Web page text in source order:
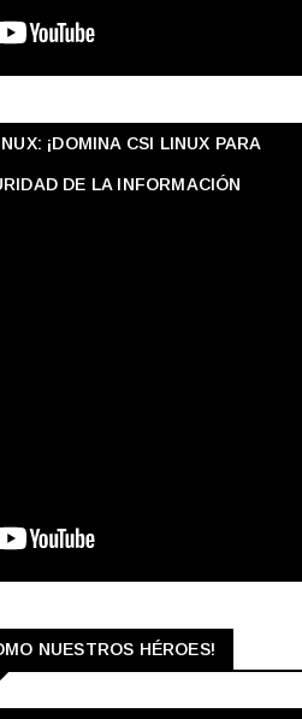
¡DOMINA CSI LINUX PARA
DE LA INFORMACIÓN
NUESTROS HÉROES!